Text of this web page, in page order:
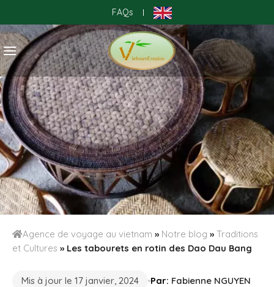
to
content
FAQs |
Agence de voyage au vietnam » Notre blog » Traditions
et Cultures » Les tabourets en rotin des Dao Dau Bang
Mis à jour le 17 janvier, 2024 Par: Fabienne NGUYEN